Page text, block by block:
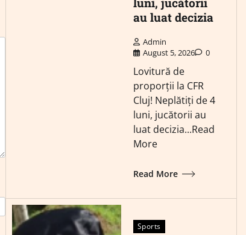
au luat decizia
Admin
August 5, 2026
0
Lovitură de
proporții la CFR
Cluj! Neplătiți de 4
luni, jucătorii au
luat decizia...Read
More
Read More
Sports